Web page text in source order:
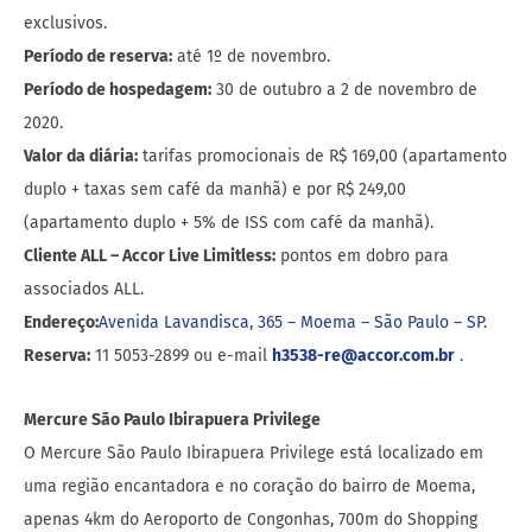
exclusivos.
Período de reserva: até 1º de novembro.
Período de hospedagem: 30 de outubro a 2 de novembro de
2020.
Valor da diária: tarifas promocionais de R$ 169,00 (apartamento
duplo + taxas sem café da manhã) e por R$ 249,00
(apartamento duplo + 5% de ISS com café da manhã).
Cliente ALL – Accor Live Limitless: pontos em dobro para
associados ALL.
Endereço:Avenida Lavandisca, 365 – Moema – São Paulo – SP.
Reserva: 11 5053-2899 ou e-mail h3538-re@accor.com.br .
Mercure São Paulo Ibirapuera Privilege
O Mercure São Paulo Ibirapuera Privilege está localizado em
uma região encantadora e no coração do bairro de Moema,
apenas 4km do Aeroporto de Congonhas, 700m do Shopping